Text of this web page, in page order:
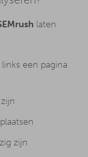
laten
een pagina
zijn